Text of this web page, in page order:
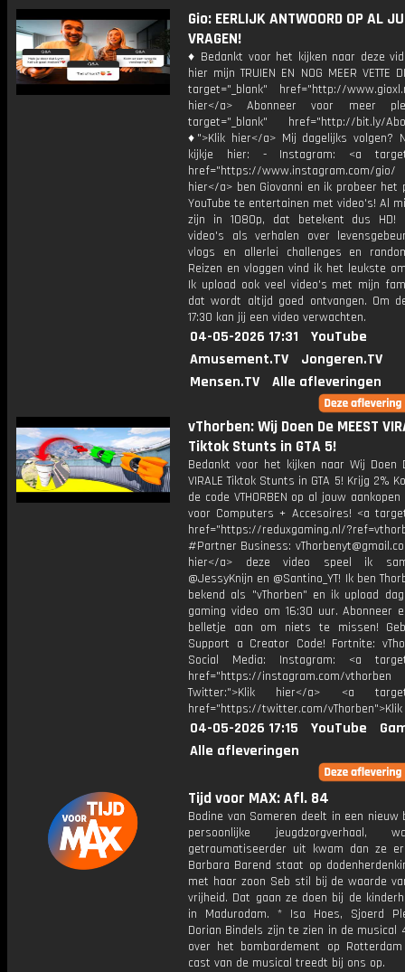
Gio: EERLIJK ANTWOORD OP AL
VRAGEN!
♦ Bedankt voor het kijken naar deze
hier mijn TRUIEN EN NOG MEER VETTE
target="_blank" href="http://
hier</a> Abonneer voor meer
target="_blank" href="http://bit.ly/
♦">Klik hier</a> Mij dagelijks volgen?
kijkje hier: - Instagram: <a
href="https://www.instagram.com/
hier</a> ben Giovanni en ik probeer het
YouTube te entertainen met video's! Al
zijn in 1080p, dat betekent dus HD!
video's als verhalen over
vlogs en allerlei challenges en
Reizen en vloggen vind ik het leukste
Ik upload ook veel video's met mijn
dat wordt altijd goed ontvangen. Om
17:30 kan jij een video verwachten.
04-05-2026 17:31
YouTube
Amusement.TV
Jongeren.TV
Mensen.TV
Alle afleveringen
vThorben: Wij Doen De MEEST
Tiktok Stunts in GTA 5!
Bedankt voor het kijken naar Wij Doen
VIRALE Tiktok Stunts in GTA 5! Krijg 2%
de code VTHORBEN op al jouw aankopen
voor Computers + Accesoires! <a
href="https://reduxgaming.nl/
#Partner Business:
hier</a> deze video speel ik
@JessyKnijn en @Santino_YT! Ik ben
bekend als "vThorben" en ik upload
gaming video om 16:30 uur. Abonneer
belletje aan om niets te missen!
Support a Creator Code! Fortnite:
Social Media: Instagram: <a
href="https://instagram.com/vthorben
Twitter:">Klik hier</a> <a
href="https://twitter.com/
04-05-2026 17:15 YouTube
Alle afleveringen
Tijd voor MAX: Afl. 84
Bodine van Someren deelt in een nieuw
persoonlijke jeugdzorgverhaal,
getraumatiseerder uit kwam dan ze
Barbara Barend staat op
met haar zoon Seb stil bij de waarde
vrijheid. Dat gaan ze doen bij de
in Madurodam. * Isa Hoes, Sjoerd
Dorian Bindels zijn te zien in de musical
over het bombardement op
cast van de musical treedt bij ons op.